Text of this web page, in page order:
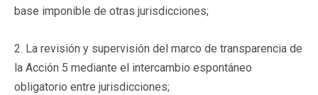
base imponible de otras jurisdicciones;
2. La revisión y supervisión del marco de transparencia de
la Acción 5 mediante el intercambio espontáneo
obligatorio entre jurisdicciones;